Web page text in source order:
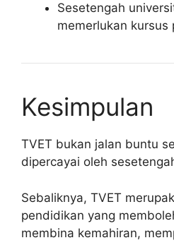
Sesetengah
memerlukan
Kesimpulan
TVET bukan jalan buntu
dipercayai oleh
Sebaliknya, TVET
pendidikan yang
membina kemahiran,